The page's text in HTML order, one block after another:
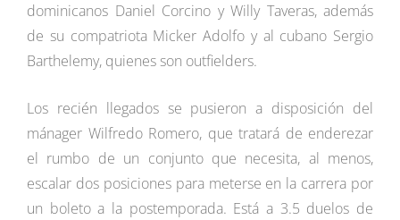
dominicanos Daniel Corcino y Willy Taveras, además
de su compatriota Micker Adolfo y al cubano Sergio
Barthelemy, quienes son outfielders.
Los recién llegados se pusieron a disposición del
mánager Wilfredo Romero, que tratará de enderezar
el rumbo de un conjunto que necesita, al menos,
escalar dos posiciones para meterse en la carrera por
un boleto a la postemporada. Está a 3.5 duelos de